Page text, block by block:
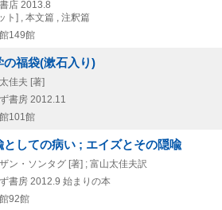
店 2013.8
ト] , 本文篇 , 注釈篇
149館
の福袋(漱石入り)
佳夫 [著]
書房 2012.11
101館
としての病い ; エイズとその隠喩
ン・ソンタグ [著] ; 富山太佳夫訳
書房 2012.9 始まりの本
92館